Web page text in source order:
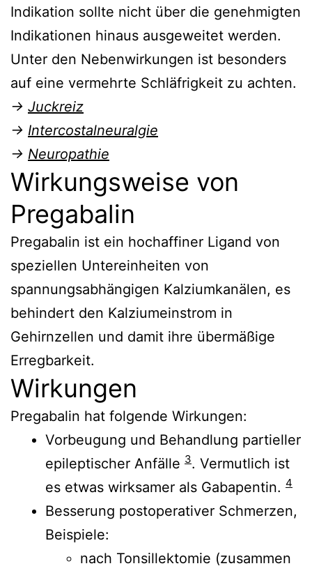
Indikation sollte nicht über die genehmigten
Indikationen hinaus ausgeweitet werden.
Unter den Nebenwirkungen ist besonders
auf eine vermehrte Schläfrigkeit zu achten.
→ Juckreiz
→ Intercostalneuralgie
→ Neuropathie
Wirkungsweise von
Pregabalin
Pregabalin ist ein hochaffiner Ligand von
speziellen Untereinheiten von
spannungsabhängigen Kalziumkanälen, es
behindert den Kalziumeinstrom in
Gehirnzellen und damit ihre übermäßige
Erregbarkeit.
Wirkungen
Pregabalin hat folgende Wirkungen:
Vorbeugung und Behandlung partieller
epileptischer Anfälle 3. Vermutlich ist
es etwas wirksamer als Gabapentin. 4
Besserung postoperativer Schmerzen,
Beispiele:
nach Tonsillektomie (zusammen